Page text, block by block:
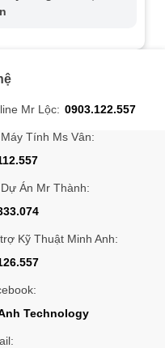
Mr Lộc: 0903.122.557
Tính Ms Vân:
Án Mr Thành:
Kỹ Thuật Minh Anh:
Technology